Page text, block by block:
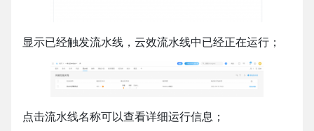
显示已经触发流水线，云效流水线中已经正在运行；
点击流水线名称可以查看详细运行信息；